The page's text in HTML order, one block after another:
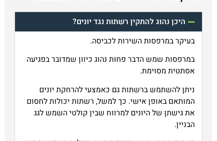
היכן נהוג להתקין רשתות נגד יונים?
בעיקר במרפסות השירות לכביסה.
במרפסות שמש הדבר פחות נהוג כיוון שמדובר בפגיעה
אסתטית מסוימת.
ניתן להשתמש ברשתות גם כאמצעי להרחקת יונים
המותאם באופן אישי. כך למשל, רשתות יכולות לחסום
את גישתן של היונים למרווח שבין קולטי השמש לגג
הבניין.